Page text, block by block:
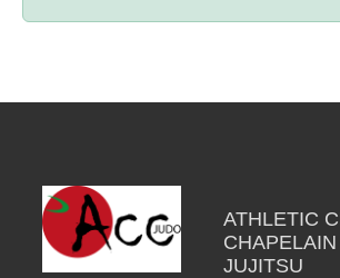
ATHLETIC
JUJITSU